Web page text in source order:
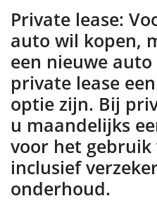
Private lease:
auto wil kopen,
een nieuwe
private lease
optie zijn. Bij
u maandelijks
voor het gebruik
inclusief
onderhoud.